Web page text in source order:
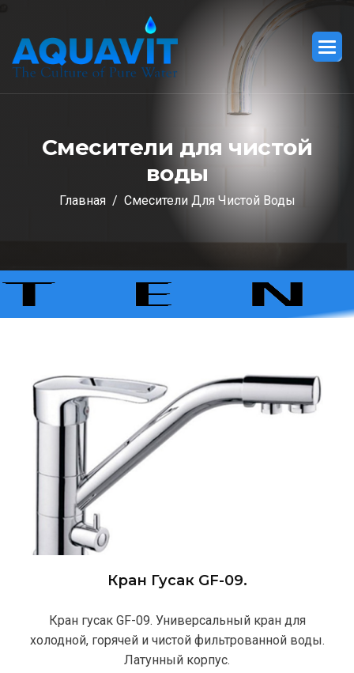
Смесители для чистой
воды
Главная Смесители Для Чистой Воды
Кран Гусак GF-09.
Кран гусак GF-09. Универсальный кран для
холодной, горячей и чистой фильтрованной воды.
Латунный корпус.